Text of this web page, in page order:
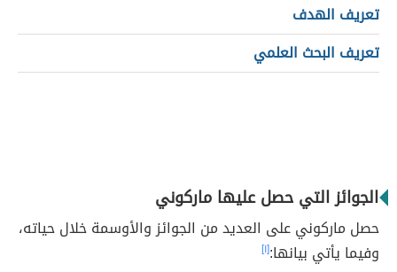
تعريف الهدف
تعريف البحث العلمي
الجوائز التي حصل عليها ماركوني
حصل ماركوني على العديد من الجوائز والأوسمة خلال حياته،
وفيما يأتي بيانها:[١]